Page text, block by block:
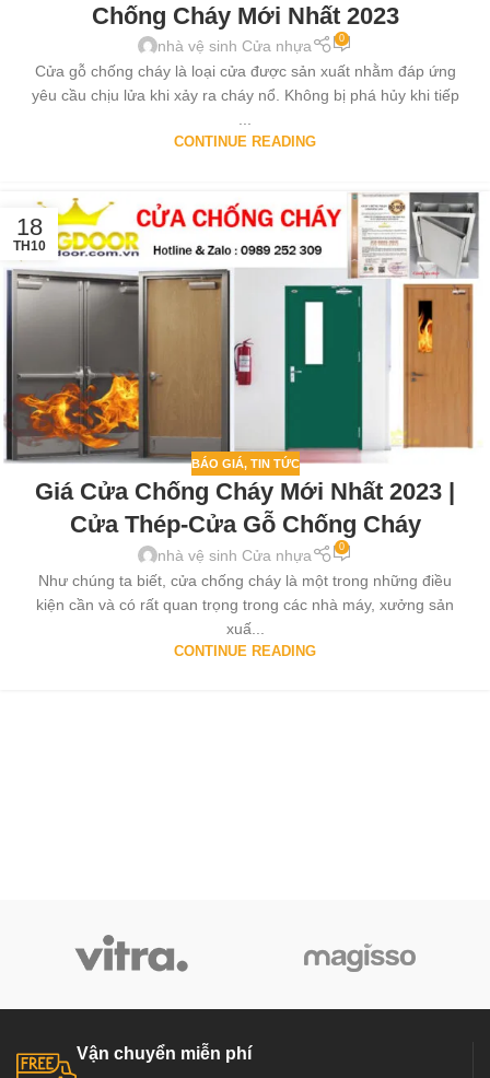
Chống Cháy Mới Nhất 2023
nhà vệ sinh Cửa nhựa 0
Cửa gỗ chống cháy là loại cửa được sản xuất nhằm đáp ứng
yêu cầu chịu lửa khi xảy ra cháy nổ. Không bị phá hủy khi tiếp
...
CONTINUE READING
18
TH10
BÁO GIÁ, TIN TỨC
Giá Cửa Chống Cháy Mới Nhất 2023 |
Cửa Thép-Cửa Gỗ Chống Cháy
nhà vệ sinh Cửa nhựa 0
Như chúng ta biết, cửa chống cháy là một trong những điều
kiện cần và có rất quan trọng trong các nhà máy, xưởng sản
xuấ...
CONTINUE READING
Vận chuyển miễn phí